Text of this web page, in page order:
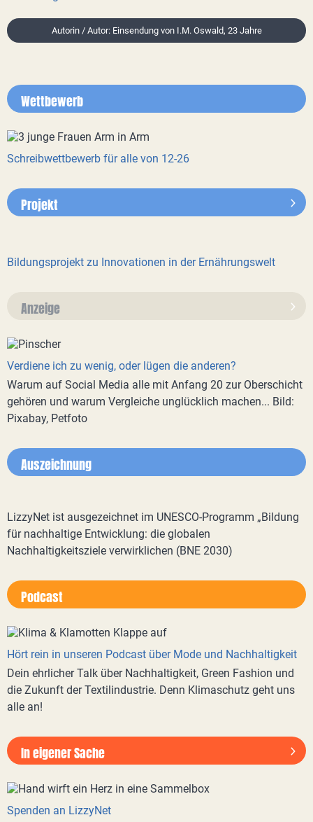
Autorin / Autor: Einsendung von I.M. Oswald, 23 Jahre
Wettbewerb
Schreibwettbewerb für alle von 12-26
Projekt
Bildungsprojekt zu Innovationen in der Ernährungswelt
Anzeige
Verdiene ich zu wenig, oder lügen die anderen?
Warum auf Social Media alle mit Anfang 20 zur Oberschicht
gehören und warum Vergleiche unglücklich machen... Bild:
Pixabay, Petfoto
Auszeichnung
LizzyNet ist ausgezeichnet im UNESCO-Programm „Bildung
für nachhaltige Entwicklung: die globalen
Nachhaltigkeitsziele verwirklichen (BNE 2030)
Podcast
Hört rein in unseren Podcast über Mode und Nachhaltigkeit
Dein ehrlicher Talk über Nachhaltigkeit, Green Fashion und
die Zukunft der Textilindustrie. Denn Klimaschutz geht uns
alle an!
In eigener Sache
Spenden an LizzyNet